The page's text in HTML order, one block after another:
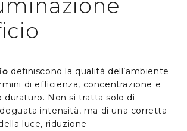
definiscono la qualità dell’ambiente
di efficienza, concentrazione e
duraturo. Non si tratta solo di
intensità, ma di una corretta
luce, riduzione